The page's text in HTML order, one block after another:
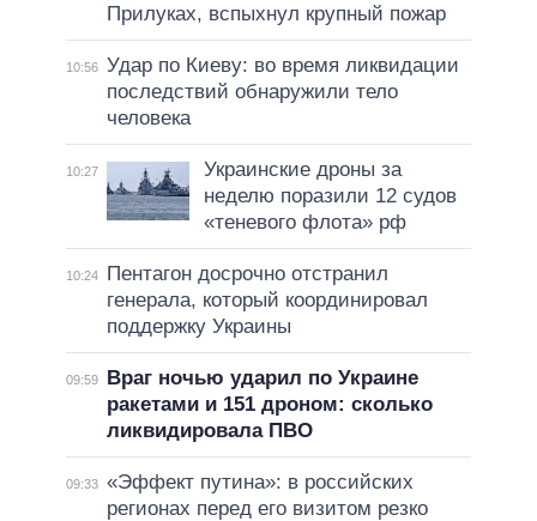
Прилуках, вспыхнул крупный пожар
10:56 Удар по Киеву: во время ликвидации
последствий обнаружили тело
человека
10:27
Украинские дроны за
неделю поразили 12 судов
«теневого флота» рф
10:24
Пентагон досрочно отстранил
генерала, который координировал
поддержку Украины
09:59
Враг ночью ударил по Украине
ракетами и 151 дроном: сколько
ликвидировала ПВО
09:33 «Эффект путина»: в российских
регионах перед его визитом резко